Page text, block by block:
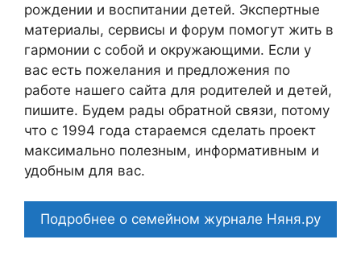
рождении и воспитании детей. Экспертные
материалы, сервисы и форум помогут жить в
гармонии с собой и окружающими. Если у
вас есть пожелания и предложения по
работе нашего сайта для родителей и детей,
пишите. Будем рады обратной связи, потому
что c 1994 года стараемся сделать проект
максимально полезным, информативным и
удобным для вас.
Подробнее о семейном журнале Няня.ру